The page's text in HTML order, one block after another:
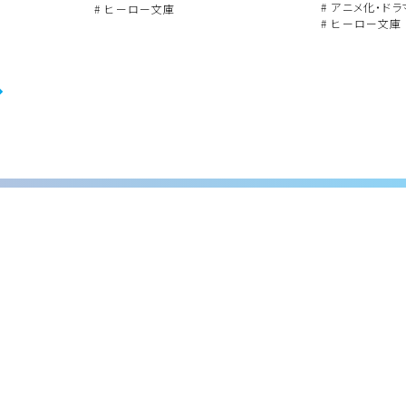
# ヒーロー文庫
# アニメ化・ド
# ヒーロー文庫